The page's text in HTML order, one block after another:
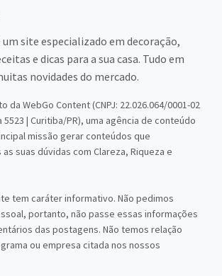
um site especializado em decoração,
e dicas para a sua casa. Tudo em
novidades do mercado.
da WebGo Content (CNPJ: 22.026.064/0001-02
5523 | Curitiba/PR), uma agência de conteúdo
missão gerar conteúdos que
suas dúvidas com Clareza, Riqueza e
tem caráter informativo. Não pedimos
portanto, não passe essas informações
das postagens. Não temos relação
ou empresa citada nos nossos